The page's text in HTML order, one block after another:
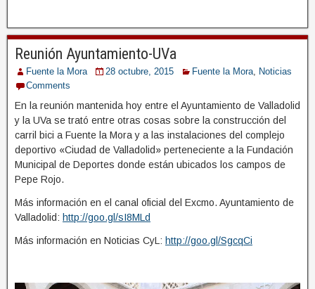
Reunión Ayuntamiento-UVa
Fuente la Mora 28 octubre, 2015 Fuente la Mora, Noticias
Comments
En la reunión mantenida hoy entre el Ayuntamiento de Valladolid
y la UVa se trató entre otras cosas sobre la construcción del
carril bici a Fuente la Mora y a las instalaciones del complejo
deportivo «Ciudad de Valladolid» perteneciente a la Fundación
Municipal de Deportes donde están ubicados los campos de
Pepe Rojo.
Más información en el canal oficial del Excmo. Ayuntamiento de
Valladolid: http://goo.gl/sI8MLd
Más información en Noticias CyL: http://goo.gl/SgcqCi